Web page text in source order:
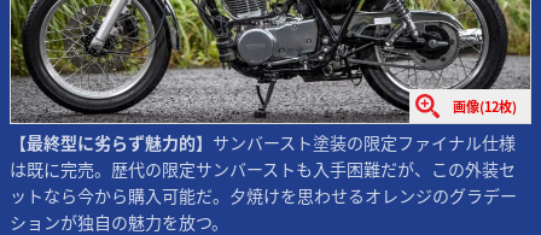
画像(12枚)
【最終型に劣らず魅力的】 サンバースト塗装の限定ファイナル仕様
は既に完売。歴代の限定サンバーストも入手困難だが、この外装セ
ットなら今から購入可能だ。夕焼けを思わせるオレンジのグラデー
ションが独自の魅力を放つ。